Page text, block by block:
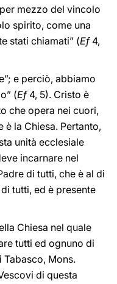
mezzo del vincolo
spirito, come una
stati chiamati” (Ef4,
e perciò, abbiamo
(Ef4, 5). Cristo è
che opera nei cuori,
la Chiesa. Pertanto,
unità ecclesiale
incarnare nel
di tutti, che è al di
tutti, ed è presente
Chiesa nel quale
tutti ed ognuno di
Mons.
di questa